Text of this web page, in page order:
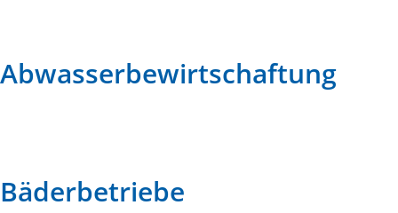
Abwasserbewirtschaftung
Bäderbetriebe